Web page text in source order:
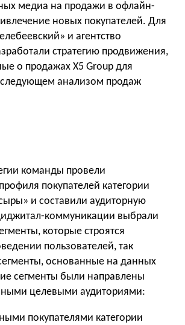
медиа на продажи в офлайн-
новых покупателей. Для
и агентство
стратегию продвижения,
о продажах X5 Group для
анализом продаж
команды провели
покупателей категории
и составили аудиторную
коммуникации выбрали
которые строятся
пользователей, так
основанные на данных
сегменты были направлены
целевыми аудиториями:
покупателями категории